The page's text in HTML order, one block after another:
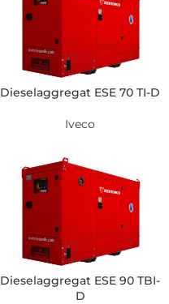
Dieselaggregat ESE 70 TI-D
Iveco
Dieselaggregat ESE 90 TBI-
D